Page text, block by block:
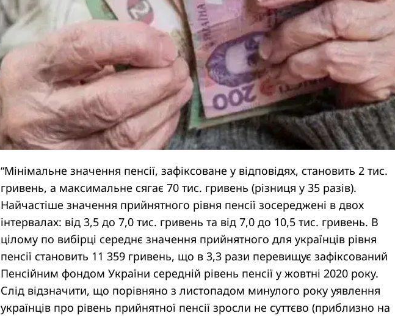
“Мінімальне значення пенсії, зафіксоване у відповідях, становить 2 тис.
гривень, а максимальне сягає 70 тис. гривень (різниця у 35 разів).
Найчастіше значення прийнятного рівня пенсії зосереджені в двох
інтервалах: від 3,5 до 7,0 тис. гривень та від 7,0 до 10,5 тис. гривень. В
цілому по вибірці середнє значення прийнятного для українців рівня
пенсії становить 11 359 гривень, що в 3,3 рази перевищує зафіксований
Пенсійним фондом України середній рівень пенсії у жовтні 2020 року.
Слід відзначити, що порівняно з листопадом минулого року уявлення
українців про рівень прийнятної пенсії зросли не суттєво (приблизно на